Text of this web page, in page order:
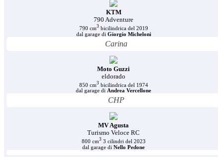
KTM
790 Adventure
790 cm3 bicilindrica del 2019
dal garage di Giorgio Micheloni
Carina
Moto Guzzi
eldorado
850 cm3 bicilindrica del 1974
dal garage di Andrea Vercellone
CHP
MV Agusta
Turismo Veloce RC
800 cm3 3 cilindri del 2023
dal garage di Nello Pedone